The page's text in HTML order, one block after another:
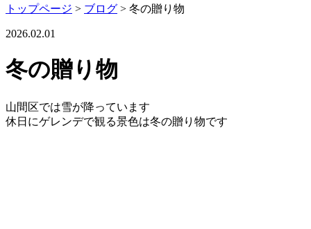
トップページ > ブログ > 冬の贈り物
2026.02.01
冬の贈り物
山間区では雪が降っています
休日にゲレンデで観る景色は冬の贈り物です